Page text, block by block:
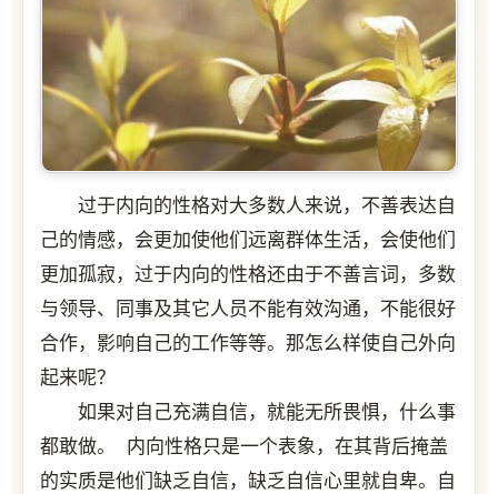
过于内向的性格对大多数人来说，不善表达自
己的情感，会更加使他们远离群体生活，会使他们
更加孤寂，过于内向的性格还由于不善言词，多数
与领导、同事及其它人员不能有效沟通，不能很好
合作，影响自己的工作等等。那怎么样使自己外向
起来呢？
如果对自己充满自信，就能无所畏惧，什么事
都敢做。 内向性格只是一个表象，在其背后掩盖
的实质是他们缺乏自信，缺乏自信心里就自卑。自